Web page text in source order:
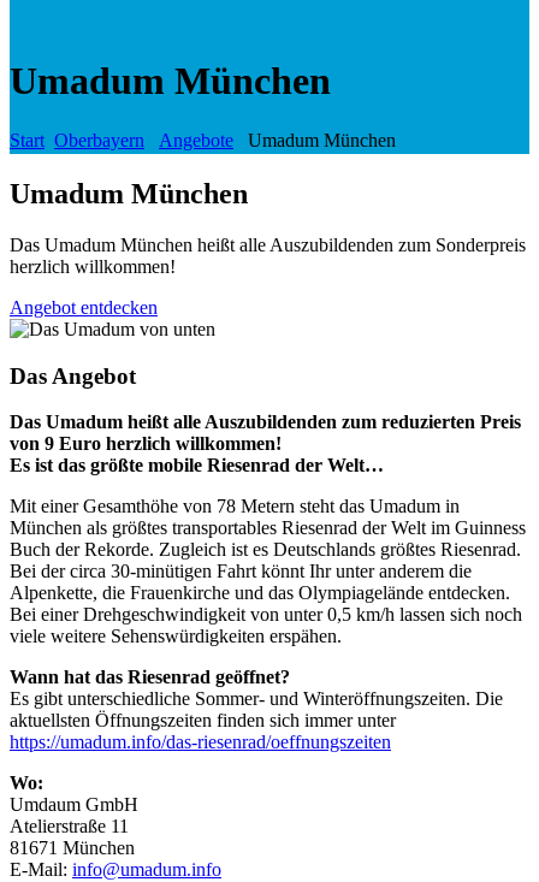
Umadum München
Start Oberbayern Angebote Umadum München
Umadum München
Das Umadum München heißt alle Auszubildenden zum Sonderpreis
herzlich willkommen!
Angebot entdecken
Das Angebot
Das Umadum heißt alle Auszubildenden zum reduzierten Preis
von 9 Euro herzlich willkommen!
Es ist das größte mobile Riesenrad der Welt…
Mit einer Gesamthöhe von 78 Metern steht das Umadum in
München als größtes transportables Riesenrad der Welt im Guinness
Buch der Rekorde. Zugleich ist es Deutschlands größtes Riesenrad.
Bei der circa 30-minütigen Fahrt könnt Ihr unter anderem die
Alpenkette, die Frauenkirche und das Olympiagelände entdecken.
Bei einer Drehgeschwindigkeit von unter 0,5 km/h lassen sich noch
viele weitere Sehenswürdigkeiten erspähen.
Wann hat das Riesenrad geöffnet?
Es gibt unterschiedliche Sommer- und Winteröffnungszeiten. Die
aktuellsten Öffnungszeiten finden sich immer unter
https://umadum.info/das-riesenrad/oeffnungszeiten
Wo:
Umdaum GmbH
Atelierstraße 11
81671 München
E-Mail: info@umadum.info